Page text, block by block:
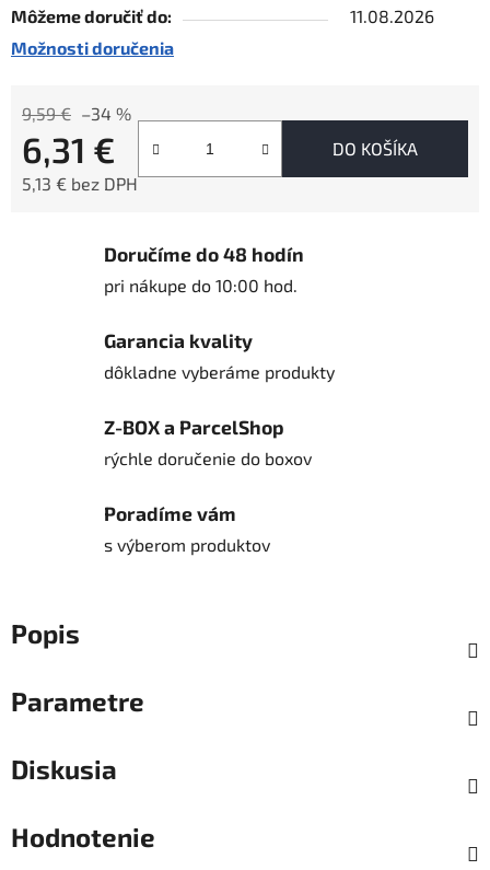
Môžeme doručiť do:
11.08.2026
Možnosti doručenia
9,59 € –34 %
6,31 €
5,13 € bez DPH
DO KOŠÍKA
Doručíme do 48 hodín
pri nákupe do 10:00 hod.
Garancia kvality
dôkladne vyberáme produkty
Z-BOX a ParcelShop
rýchle doručenie do boxov
Poradíme vám
s výberom produktov
Popis
Parametre
Diskusia
Hodnotenie